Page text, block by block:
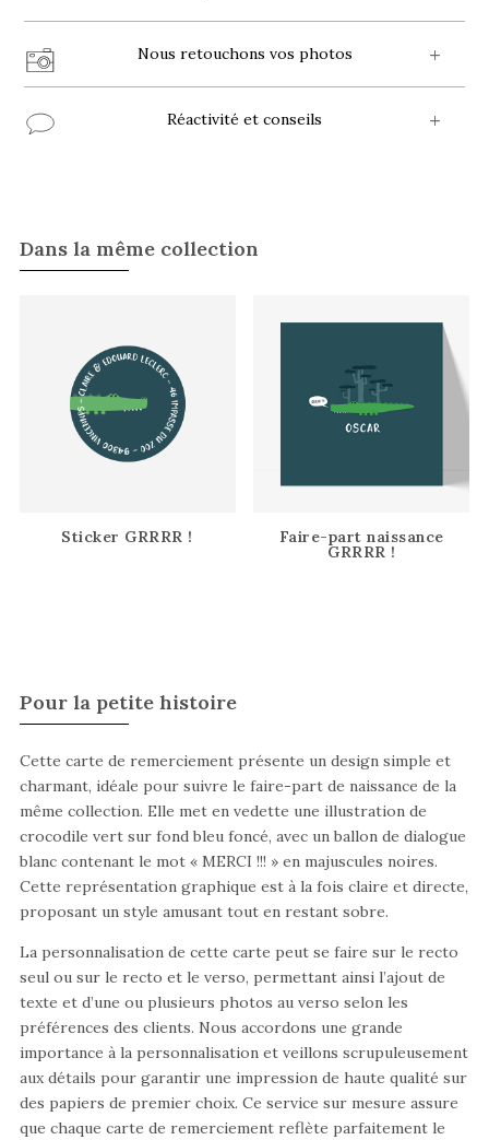
Nous retouchons vos photos
Réactivité et conseils
Dans la même collection
Sticker GRRRR ! Faire-part naissance
GRRRR !
Pour la petite histoire
Cette carte de remerciement présente un design simple et
charmant, idéale pour suivre le faire-part de naissance de la
même collection. Elle met en vedette une illustration de
crocodile vert sur fond bleu foncé, avec un ballon de dialogue
blanc contenant le mot « MERCI !!! » en majuscules noires.
Cette représentation graphique est à la fois claire et directe,
proposant un style amusant tout en restant sobre.
La personnalisation de cette carte peut se faire sur le recto
seul ou sur le recto et le verso, permettant ainsi l’ajout de
texte et d’une ou plusieurs photos au verso selon les
préférences des clients. Nous accordons une grande
importance à la personnalisation et veillons scrupuleusement
aux détails pour garantir une impression de haute qualité sur
des papiers de premier choix. Ce service sur mesure assure
que chaque carte de remerciement reflète parfaitement le